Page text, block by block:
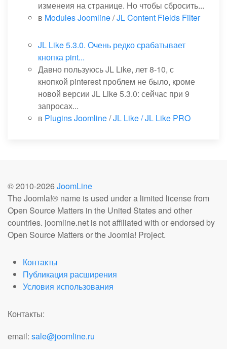
изменеия на странице. Но чтобы сбросить...
в Modules Joomline/JL Content Fields Filter
JL Like 5.3.0. Очень редко срабатывает
кнопка pint...
Давно пользуюсь JL Like, лет 8-10, с
кнопкой pinterest проблем не было, кроме
новой версии JL Like 5.3.0: сейчас при 9
запросах...
в Plugins Joomline/JL Like / JL Like PRO
© 2010-2026 JoomLine
The Joomla!® name is used under a limited license from
Open Source Matters in the United States and other
countries. joomline.net is not affiliated with or endorsed by
Open Source Matters or the Joomla! Project.
Контакты
Публикация расширения
Условия использования
Контакты:
email: sale@joomline.ru